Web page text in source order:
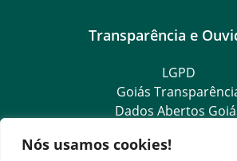
Nós usamos cookies!
Transparência e
LGPD
Goiás
Dados Abertos
e-SIC – Serviço Eletrônico de